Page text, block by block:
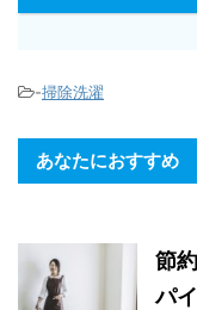
-掃除洗濯
あなたにおすすめ
節
パ